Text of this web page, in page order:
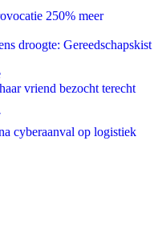
250% meer
droogte: Gereedschapskist
vriend bezocht terecht
cyberaanval op logistiek